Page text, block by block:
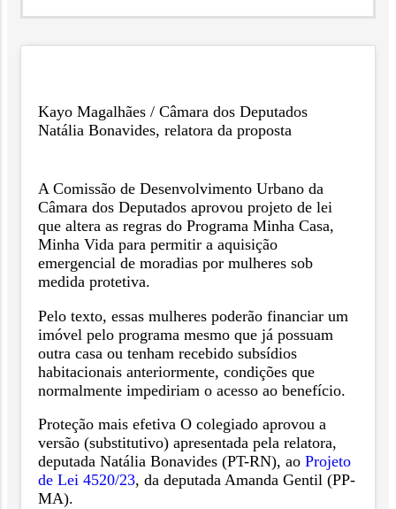
Kayo Magalhães / Câmara dos Deputados
Natália Bonavides, relatora da proposta
A Comissão de Desenvolvimento Urbano da
Câmara dos Deputados aprovou projeto de lei
que altera as regras do Programa Minha Casa,
Minha Vida para permitir a aquisição
emergencial de moradias por mulheres sob
medida protetiva.
Pelo texto, essas mulheres poderão financiar um
imóvel pelo programa mesmo que já possuam
outra casa ou tenham recebido subsídios
habitacionais anteriormente, condições que
normalmente impediriam o acesso ao benefício.
Proteção mais efetiva O colegiado aprovou a
versão (substitutivo) apresentada pela relatora,
deputada Natália Bonavides (PT-RN), ao Projeto
de Lei 4520/23, da deputada Amanda Gentil (PP-
MA).